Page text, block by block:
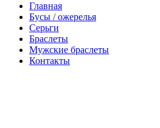
Главная
Бусы / ожерелья
Серьги
Браслеты
Мужские браслеты
Контакты